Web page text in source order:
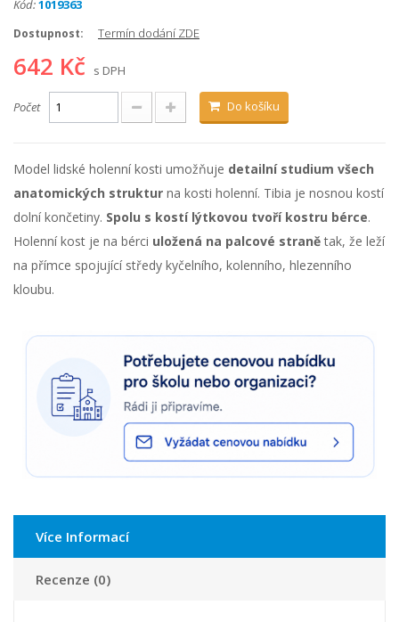
Kód:1019363
Dostupnost: Termín dodání ZDE
642 Kč s DPH
Počet Do košíku
Model lidské holenní kosti umožňuje detailní studium všech
anatomických struktur na kosti holenní. Tibia je nosnou kostí
dolní končetiny. Spolu s kostí lýtkovou tvoří kostru bérce.
Holenní kost je na bérci uložená na palcové stranětak, že leží
na přímce spojující středy kyčelního, kolenního, hlezenního
kloubu.
Více Informací
Recenze (0)